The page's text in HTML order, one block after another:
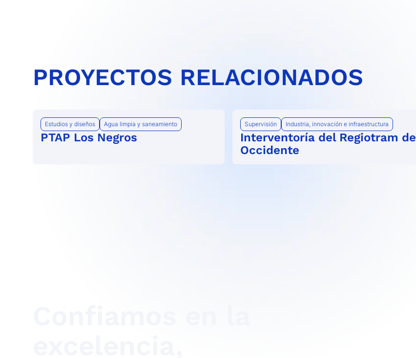
PROYECTOS RELACIONADOS
Estudios y diseños Agua limpia y saneamiento
PTAP Los Negros
Supervisión Industria, innovación e infraestructura
Interventoría del Regiotram de
Occidente